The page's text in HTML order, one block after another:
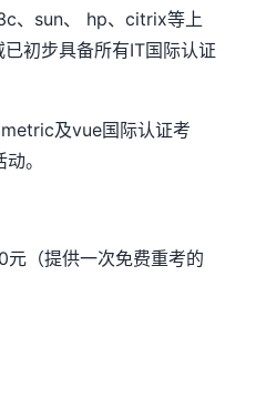
、sun、 hp、citrix等上
初步具备所有IT国际认证
及vue国际认证考
。
（提供一次免费重考的